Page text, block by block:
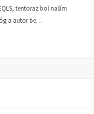
tentoraz bol naším
a autor be…